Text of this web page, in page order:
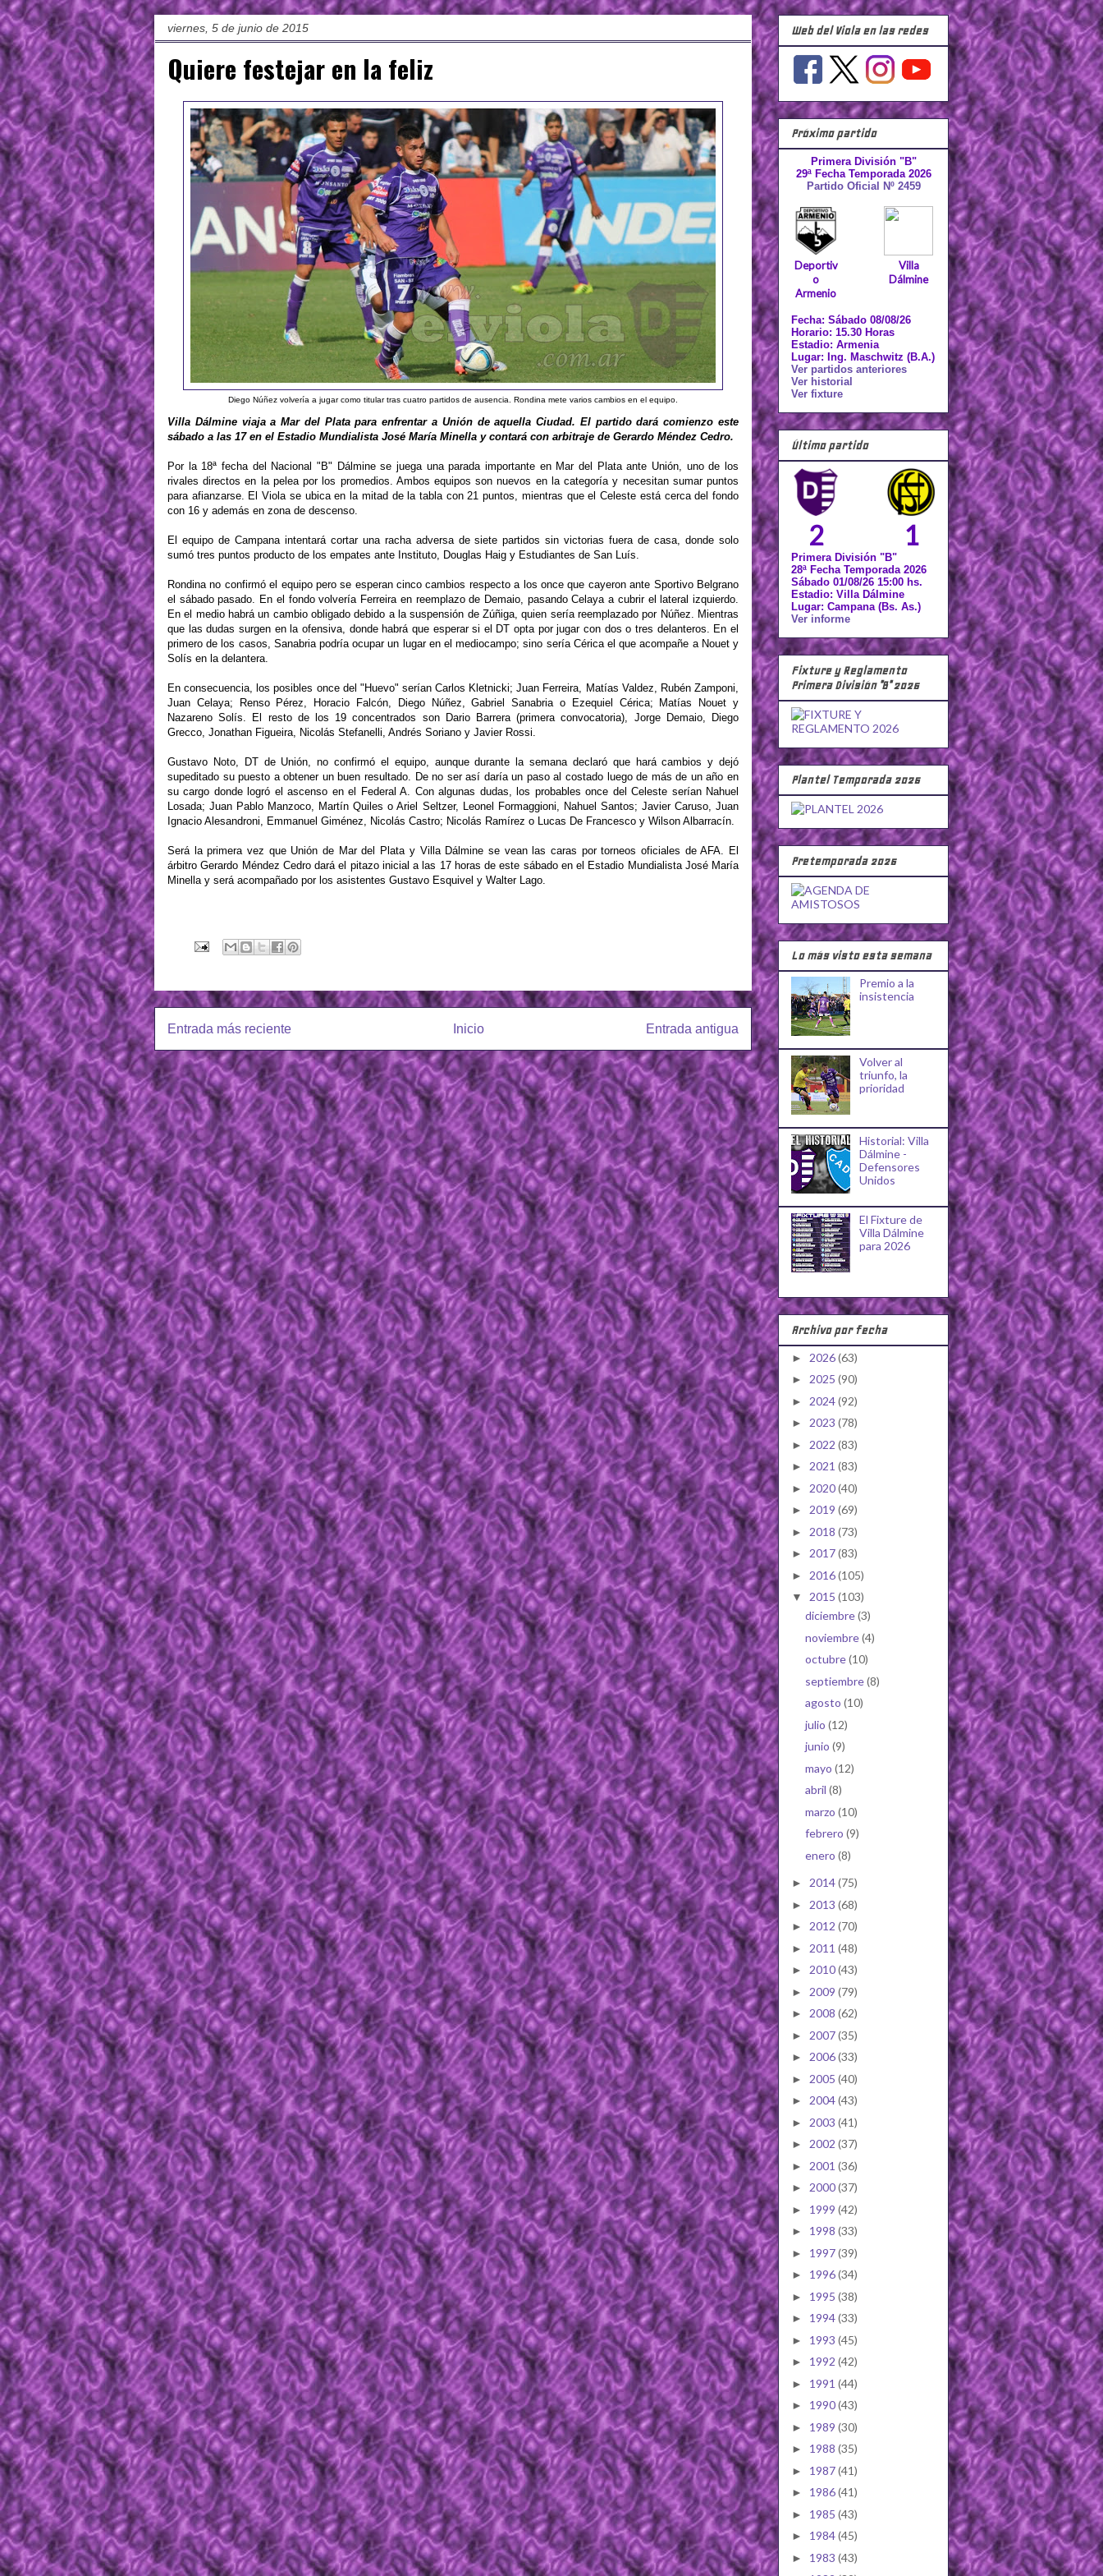
viernes, 5 de junio de 2015
Quiere festejar en la feliz
Diego Núñez volvería a jugar como titular tras cuatro partidos de ausencia. Rondina mete varios cambios en el equipo.
Villa Dálmine viaja a Mar del Plata para enfrentar a Unión de aquella Ciudad. El partido dará comienzo este
sábado a las 17 en el Estadio Mundialista José María Minella y contará con arbitraje de Gerardo Méndez Cedro.
Por la 18ª fecha del Nacional "B" Dálmine se juega una parada importante en Mar del Plata ante Unión, uno de los
rivales directos en la pelea por los promedios. Ambos equipos son nuevos en la categoría y necesitan sumar puntos
para afianzarse. El Viola se ubica en la mitad de la tabla con 21 puntos, mientras que el Celeste está cerca del fondo
con 16 y además en zona de descenso.
El equipo de Campana intentará cortar una racha adversa de siete partidos sin victorias fuera de casa, donde solo
sumó tres puntos producto de los empates ante Instituto, Douglas Haig y Estudiantes de San Luís.
Rondina no confirmó el equipo pero se esperan cinco cambios respecto a los once que cayeron ante Sportivo Belgrano
el sábado pasado. En el fondo volvería Ferreira en reemplazo de Demaio, pasando Celaya a cubrir el lateral izquierdo.
En el medio habrá un cambio obligado debido a la suspensión de Zúñiga, quien sería reemplazado por Núñez. Mientras
que las dudas surgen en la ofensiva, donde habrá que esperar si el DT opta por jugar con dos o tres delanteros. En el
primero de los casos, Sanabria podría ocupar un lugar en el mediocampo; sino sería Cérica el que acompañe a Nouet y
Solís en la delantera.
En consecuencia, los posibles once del "Huevo" serían Carlos Kletnicki; Juan Ferreira, Matías Valdez, Rubén Zamponi,
Juan Celaya; Renso Pérez, Horacio Falcón, Diego Núñez, Gabriel Sanabria o Ezequiel Cérica; Matías Nouet y
Nazareno Solís. El resto de los 19 concentrados son Dario Barrera (primera convocatoria), Jorge Demaio, Diego
Grecco, Jonathan Figueira, Nicolás Stefanelli, Andrés Soriano y Javier Rossi.
Gustavo Noto, DT de Unión, no confirmó el equipo, aunque durante la semana declaró que hará cambios y dejó
supeditado su puesto a obtener un buen resultado. De no ser así daría un paso al costado luego de más de un año en
su cargo donde logró el ascenso en el Federal A. Con algunas dudas, los probables once del Celeste serían Nahuel
Losada; Juan Pablo Manzoco, Martín Quiles o Ariel Seltzer, Leonel Formaggioni, Nahuel Santos; Javier Caruso, Juan
Ignacio Alesandroni, Emmanuel Giménez, Nicolás Castro; Nicolás Ramírez o Lucas De Francesco y Wilson Albarracín.
Será la primera vez que Unión de Mar del Plata y Villa Dálmine se vean las caras por torneos oficiales de AFA. El
árbitro Gerardo Méndez Cedro dará el pitazo inicial a las 17 horas de este sábado en el Estadio Mundialista José María
Minella y será acompañado por los asistentes Gustavo Esquivel y Walter Lago.
Entrada más reciente Entrada antigua
Inicio
Web del Viola en las redes
Próximo partido
Primera División "B"
29ª Fecha Temporada 2026
Partido Oficial Nº 2459
Deportiv
o
Armenio
Villa
Dálmine
Fecha: Sábado 08/08/26
Horario: 15.30 Horas
Estadio: Armenia
Lugar: Ing. Maschwitz (B.A.)
Ver partidos anteriores
Ver historial
Ver fixture
Último partido
2 1
Primera División "B"
28ª Fecha Temporada 2026
Sábado 01/08/26 15:00 hs.
Estadio: Villa Dálmine
Lugar: Campana (Bs. As.)
Ver informe
Fixture y Reglamento
Primera División "B" 2026
Plantel Temporada 2026
Pretemporada 2026
Lo más visto esta semana
Premio a la
insistencia
Volver al
triunfo, la
prioridad
Historial: Villa
Dálmine -
Defensores
Unidos
El Fixture de
Villa Dálmine
para 2026
Archivo por fecha
► 2026(63)
► 2025 (90)
► 2024(92)
► 2023 (78)
► 2022 (83)
► 2021 (83)
► 2020(40)
► 2019 (69)
► 2018 (73)
► 2017(83)
► 2016(105)
▼ 2015 (103)
diciembre(3)
noviembre(4)
octubre(10)
septiembre(8)
agosto (10)
julio (12)
junio (9)
mayo (12)
abril (8)
marzo (10)
febrero (9)
enero (8)
► 2014(75)
► 2013 (68)
► 2012 (70)
► 2011 (48)
► 2010(43)
► 2009 (79)
► 2008 (62)
► 2007(35)
► 2006(33)
► 2005 (40)
► 2004(43)
► 2003 (41)
► 2002 (37)
► 2001 (36)
► 2000(37)
► 1999 (42)
► 1998 (33)
► 1997(39)
► 1996(34)
► 1995 (38)
► 1994(33)
► 1993 (45)
► 1992 (42)
► 1991 (44)
► 1990(43)
► 1989 (30)
► 1988 (35)
► 1987(41)
► 1986(41)
► 1985 (43)
► 1984(45)
► 1983 (43)